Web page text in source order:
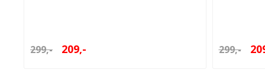
299,- 209,- 299,-